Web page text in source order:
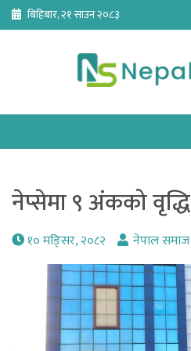
Skip
content
बिहिबार, २१ साउन २०८३
नेप्सेमा ९ अंकको वृद्धि
१० मङि्सर, २०८२ नेपाल समाज